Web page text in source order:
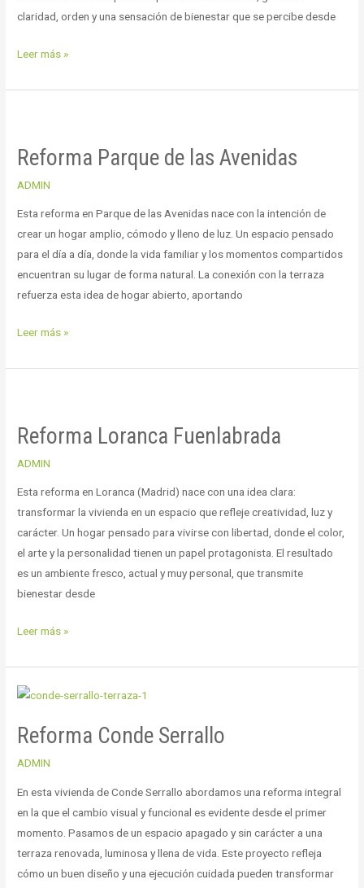
claridad, orden y una sensación de bienestar que se percibe desde
Leer más »
Reforma Parque de las Avenidas
ADMIN
Esta reforma en Parque de las Avenidas nace con la intención de
crear un hogar amplio, cómodo y lleno de luz. Un espacio pensado
para el día a día, donde la vida familiar y los momentos compartidos
encuentran su lugar de forma natural. La conexión con la terraza
refuerza esta idea de hogar abierto, aportando
de
Leer más »
Reforma Loranca Fuenlabrada
ADMIN
Esta reforma en Loranca (Madrid) nace con una idea clara:
transformar la vivienda en un espacio que refleje creatividad, luz y
carácter. Un hogar pensado para vivirse con libertad, donde el color,
el arte y la personalidad tienen un papel protagonista. El resultado
es un ambiente fresco, actual y muy personal, que transmite
bienestar desde
Fuenlabrada
Leer más »
Reforma Conde Serrallo
ADMIN
En esta vivienda de Conde Serrallo abordamos una reforma integral
en la que el cambio visual y funcional es evidente desde el primer
momento. Pasamos de un espacio apagado y sin carácter a una
terraza renovada, luminosa y llena de vida. Este proyecto refleja
cómo un buen diseño y una ejecución cuidada pueden transformar
Reforma
Serrallo